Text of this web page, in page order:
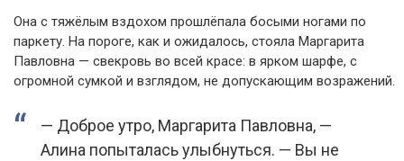
Она с тяжёлым вздохом прошлёпала босыми ногами по
паркету. На пороге, как и ожидалось, стояла Маргарита
Павловна — свекровь во всей красе: в ярком шарфе, с
огромной сумкой и взглядом, не допускающим возражений.
— Доброе утро, Маргарита Павловна, —
Алина попыталась улыбнуться. — Вы не